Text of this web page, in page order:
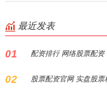
最近发表
01 配资排行 网络
02 股票配资官网 实盘股